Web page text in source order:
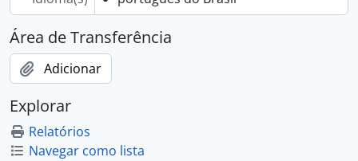
Área de Transferência
Adicionar
Explorar
Relatórios
Navegar como lista